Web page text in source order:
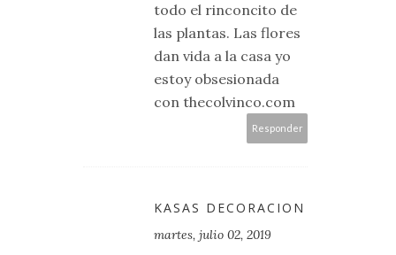
todo el rinconcito de
las plantas. Las flores
dan vida a la casa yo
estoy obsesionada
con thecolvinco.com
Responder
KASAS DECORACION
martes, julio 02, 2019